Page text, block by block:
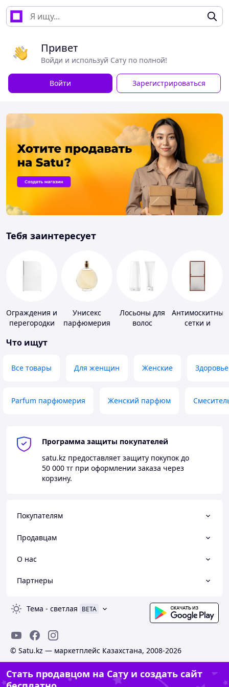
Привет
Войди и используй Сату по полной!
Войти Зарегистрироваться
Тебя заинтересует
Ограждения и
перегородки
душа, туалета
Унисекс
парфюмерия
Лосьоны для
волос
Антимоскитные
сетки и
Что ищут
Все товары Для женщин Женские Здоровье
Parfum парфюмерия Женский парфюм
Программа защиты покупателей
satu.kz предоставляет защиту покупок до
50 000 тг при оформлении заказа через
корзину.
Покупателям
Продавцам
О нас
Партнеры
Тема - светлая BETA
© Satu.kz — маркетплейс Казахстана, 2008-2026
Стать продавцом на Сату и создать сайт